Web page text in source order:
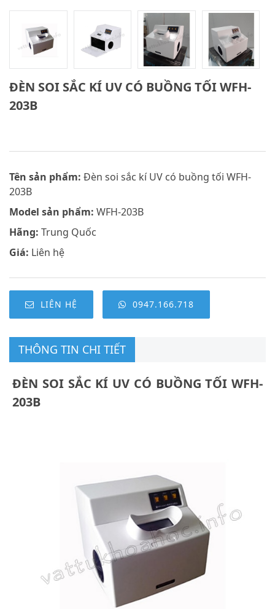
ĐÈN SOI SẮC KÍ UV CÓ BUỒNG TỐI WFH-
203B
Tên sản phẩm: Đèn soi sắc kí UV có buồng tối WFH-
203B
Model sản phẩm: WFH-203B
Hãng: Trung Quốc
Giá: Liên hệ
LIÊN HỆ 0947.166.718
THÔNG TIN CHI TIẾT
ĐÈN SOI SẮC KÍ UV CÓ BUỒNG TỐI WFH-
203B